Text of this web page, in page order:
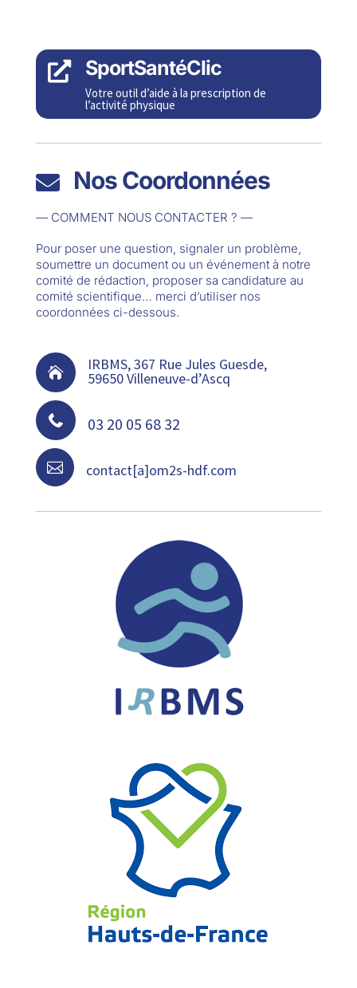
 SportSantéClic
Votre outil d’aide à la prescription de
l’activité physique
 Nos Coordonnées
— COMMENT NOUS CONTACTER ? —
Pour poser une question, signaler un problème,
soumettre un document ou un événement à notre
comité de rédaction, proposer sa candidature au
comité scientifique… merci d’utiliser nos
coordonnées ci-dessous.
 IRBMS, 367 Rue Jules Guesde,
59650 Villeneuve-d’Ascq
 03 20 05 68 32
 contact[a]om2s-hdf.com